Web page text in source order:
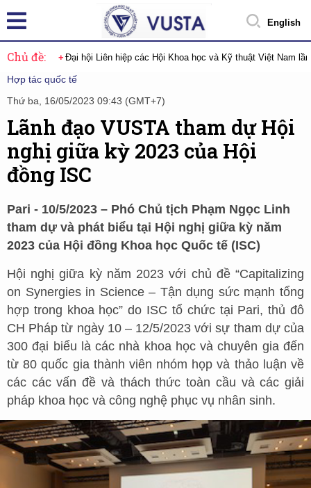
English
Chủ đề: Đại hội Liên hiệp các Hội Khoa học và Kỹ thuật Việt Nam
Hợp tác quốc tế
Thứ ba, 16/05/2023 09:43 (GMT+7)
Lãnh đạo VUSTA tham dự Hội
nghị giữa kỳ 2023 của Hội
đồng ISC
Pari - 10/5/2023 – Phó Chủ tịch Phạm Ngọc Linh
tham dự và phát biểu tại Hội nghị giữa kỳ năm
2023 của Hội đồng Khoa học Quốc tế (ISC)
Hội nghị giữa kỳ năm 2023 với chủ đề “Capitalizing
on Synergies in Science – Tận dụng sức mạnh tổng
hợp trong khoa học” do ISC tổ chức tại Pari, thủ đô
CH Pháp từ ngày 10 – 12/5/2023 với sự tham dự của
300 đại biểu là các nhà khoa học và chuyên gia đến
từ 80 quốc gia thành viên nhóm họp và thảo luận về
các các vấn đề và thách thức toàn cầu và các giải
pháp khoa học và công nghệ phục vụ nhân sinh.